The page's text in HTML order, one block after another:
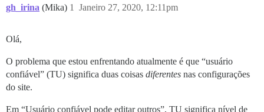
gh_irina (Mika) Janeiro 27, 2020, 12:11pm
1
Olá,
O problema que estou enfrentando atualmente é que “usuário
confiável” (TU) significa duas coisas diferentes nas configurações
do site.
Em “Usuário confiável pode editar outros”, TU significa nível de